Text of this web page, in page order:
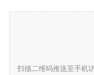
k、l、m、n、o、p、q
文字母，即现在英文（
现代的英文字母完全借
扫描二维码推送至手机访